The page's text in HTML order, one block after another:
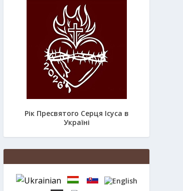
Рік Пресвятого Серця Ісуса в
Україні